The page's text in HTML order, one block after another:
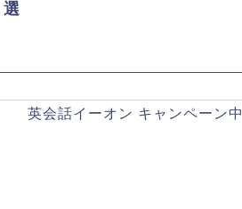
選
英会話イーオン キャンペーン中